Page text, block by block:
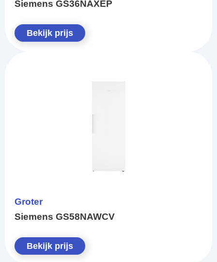
Siemens GS36NAXEP
Bekijk prijs
Groter
Siemens GS58NAWCV
Bekijk prijs